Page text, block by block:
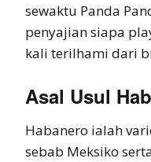
sewaktu Panda
penyajian siapa
kali terilhami dari
Asal Usul
Habanero ialah
sebab Meksiko